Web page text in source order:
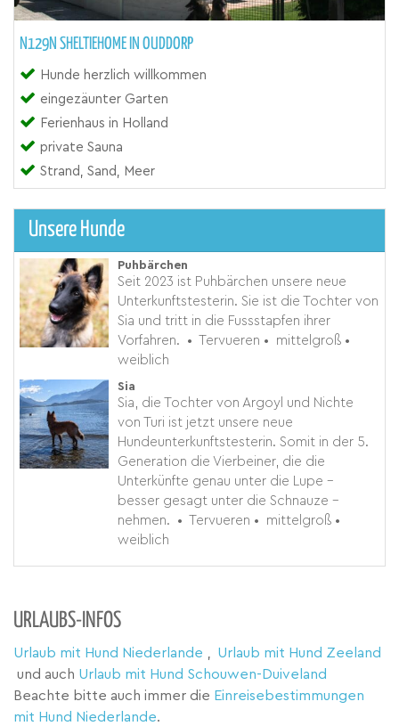
N129N SHELTIEHOME IN OUDDORP
Hunde herzlich willkommen
eingezäunter Garten
Ferienhaus in Holland
private Sauna
Strand, Sand, Meer
Unsere Hunde
Puhbärchen
Seit 2023 ist Puhbärchen unsere neue
Unterkunftstesterin. Sie ist die Tochter von
Sia und tritt in die Fussstapfen ihrer
Vorfahren.
• Tervueren • mittelgroß •
weiblich
Sia
Sia, die Tochter von Argoyl und Nichte
von Turi ist jetzt unsere neue
Hundeunterkunftstesterin. Somit in der 5.
Generation die Vierbeiner, die die
Unterkünfte genau unter die Lupe -
besser gesagt unter die Schnauze -
nehmen.
• Tervueren • mittelgroß •
weiblich
URLAUBS-INFOS
Urlaub mit Hund Niederlande
Urlaub mit Hund Zeeland
und auch Urlaub mit Hund Schouwen-Duiveland
Beachte bitte auch immer die Einreisebestimmungen
mit Hund Niederlande.